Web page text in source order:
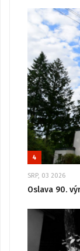
4
SRP, 03 2026
Oslava 90.